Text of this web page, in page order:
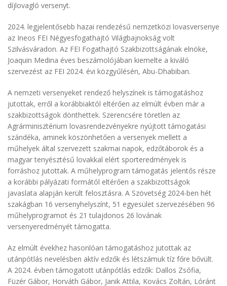
díjlovagló versenyt.
2024. legjelentősebb hazai rendezésű nemzetközi lovasversenye
az Ineos FEI Négyesfogathajtó Világbajnokság volt
Szilvásváradon. Az FEI Fogathajtó Szakbizottságának elnöke,
Joaquin Medina éves beszámolójában kiemelte a kiváló
szervezést az FEI 2024. évi közgyűlésén, Abu-Dhabiban.
A nemzeti versenyeket rendező helyszínek is támogatáshoz
jutottak, erről a korábbiaktól eltérően az elmúlt évben már a
szakbizottságok dönthettek. Szerencsére töretlen az
Agrárminisztérium lovasrendezvényekre nyújtott támogatási
szándéka, aminek köszönhetően a versenyek mellett a
műhelyek által szervezett szakmai napok, edzőtáborok és a
magyar tenyésztésű lovakkal elért sporteredmények is
forráshoz jutottak. A műhelyprogram támogatás jelentős része
a korábbi pályázati formától eltérően a szakbizottságok
javaslata alapján került felosztásra. A Szövetség 2024-ben hét
szakágban 16 versenyhelyszínt, 51 egyesület szervezésében 96
műhelyprogramot és 21 tulajdonos 26 lovának
versenyeredményét támogatta.
Az elmúlt évekhez hasonlóan támogatáshoz jutottak az
utánpótlás nevelésben aktív edzők és létszámuk tíz főre bővült.
A 2024. évben támogatott utánpótlás edzők: Dallos Zsófia,
Füzér Gábor, Horváth Gábor, Janik Attila, Kovács Zoltán, Lóránt